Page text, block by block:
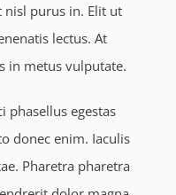
nisl purus in. Elit ut
lectus. At
in metus vulputate.
phasellus egestas
donec enim. Iaculis
Pharetra pharetra